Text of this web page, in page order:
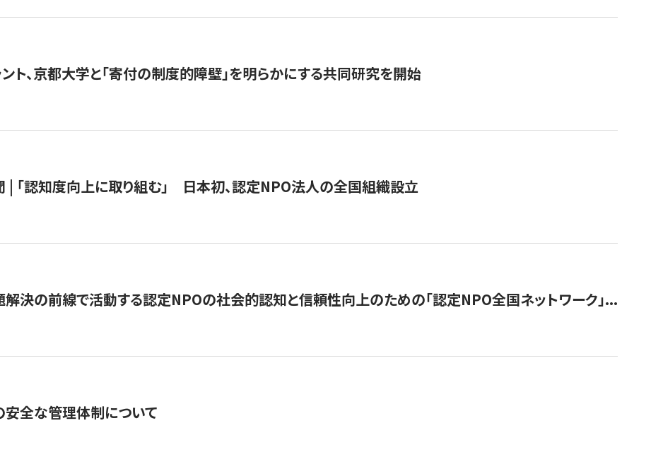
ト、京都大学と「寄付の制度的障壁」を明らかにする共同研究を開始
| 「認知度向上に取り組む」 日本初、認定NPO法人の全国組織設立
決の前線で活動する認定NPOの社会的認知と信頼性向上のための「認定NPO全国ネットワーク」...
全な管理体制について